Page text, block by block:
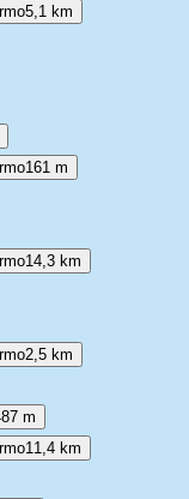
5,1 km
161 m
14,3 km
2,5 km
m
11,4 km